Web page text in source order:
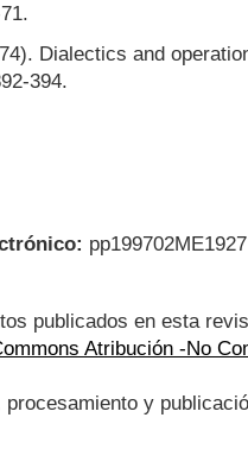
Dialectics and
394.
publicados en esta
Atribución -No
procesamiento y